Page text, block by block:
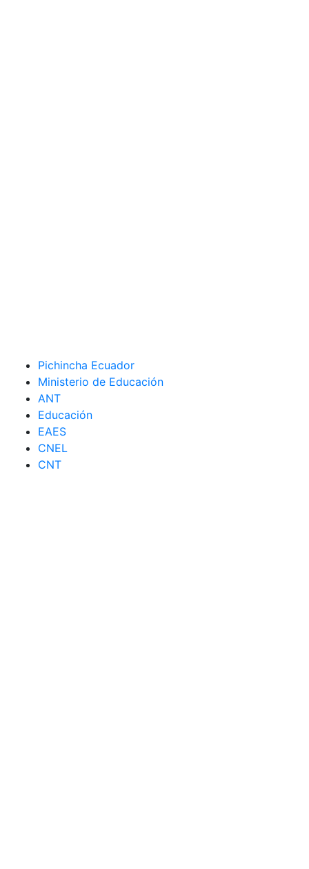
Pichincha Ecuador
Ministerio de Educación
ANT
Educación
EAES
CNEL
CNT